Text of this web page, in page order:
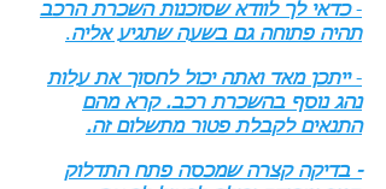
-כדאי לך לוודא שסוכנות השכרת הרכב
תהיה פתוחה גם בשעה שתגיע אליה.
-ייתכן מאד ואתה יכול לחסוך את עלות
נהג נוסף בהשכרת רכב. קרא מהם
התנאים לקבלת פטור מתשלום זה.
- בדיקה קצרה שמכסה פתח התדלוק